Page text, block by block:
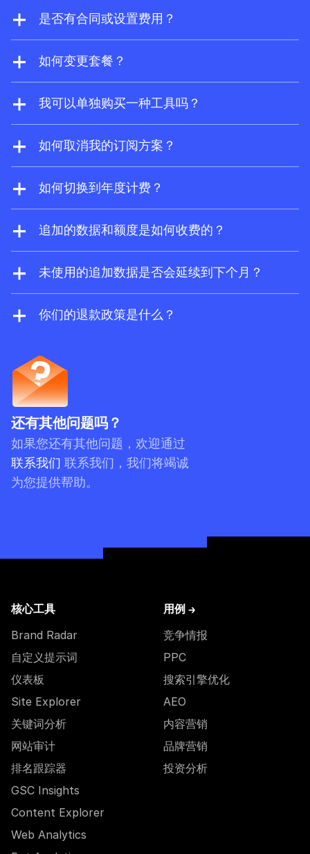
费方式自动计费。此外，如果您启用了追加的
阅方案上限时，系统将自动扣费。
是否有合同或设置费用？
没有合同或设置费用。您可以随时更改方案或
取消 Ahrefs 订阅。
如何变更套餐？
您可以随时在账户设置中升级或降级账户。升
级会立即生效，而降级和取消订阅则会在当前
我可以单独购买一种工具吗？
是的，Brand Radar 可作为独立工具使用。购
买后您还将获得一个 Ahrefs 免费版账户。
如何取消我的订阅方案？
您可以随时从帐户设置中取消您的订阅方案。
取消后，您仍然可以使用该方案直到订阅期结
Ahrefs 免费版方案，并可免费访问受限的 Site
如何切换到年度计费？
请通过support@ahrefs.com联系我们的支持
团队。
追加的数据和额度是如何收费的？
启用追加的按用量付费额度和数据后，当消耗
量超出您的订阅方案上限时，系统会自动向您
择预付购买并享受折扣。
未使用的追加数据是否会延续到下个月？
是的。按使用量付费 (PAYG) 的项目（如报告额
度、导出行数、抓取额度和 API 单位）有效期
15 日购买了 PAYG 额度，那么该额度将于 12
月 20 日到期。请注意，系统会优先使用预付费
额度。
你们的退款政策是什么？
用户，若尚未使用服务可申请退款，但若账户
存在任何实质性的使用记录，我们有权拒绝您
的退款请求。
还有其他问题吗？
如果您还有其他问题，欢迎通过
联系我们 联系我们，我们将竭诚
为您提供帮助。
核心工具
Brand Radar
自定义提示词
仪表板
Site Explorer
关键词分析
网站审计
排名跟踪器
GSC Insights
Content Explorer
Web Analytics
用例 →
竞争情报
PPC
搜索引擎优化
AEO
内容营销
品牌营销
投资分析